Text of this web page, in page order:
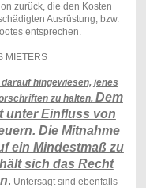
zurück, die den Kosten
Ausrüstung, bzw.
entsprechen.
MIETERS
hingewiesen, jenes
zu halten. Dem
unter Einfluss von
Die Mitnahme
ein Mindestmaß zu
sich das Recht
. Untersagt sind ebenfalls